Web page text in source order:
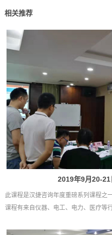
相关推荐
2019年9月20-
此课程是汉捷咨询年度重磅系列课程之
课程有来自仪器、电工、电力、医疗等